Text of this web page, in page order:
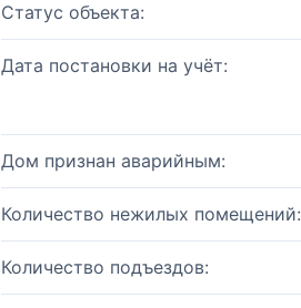
Статус объекта:
Дата постановки на учёт:
Дом признан аварийным:
Количество нежилых помещений:
Количество подъездов: